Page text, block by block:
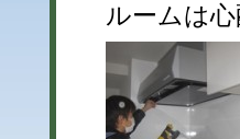
ルームは心